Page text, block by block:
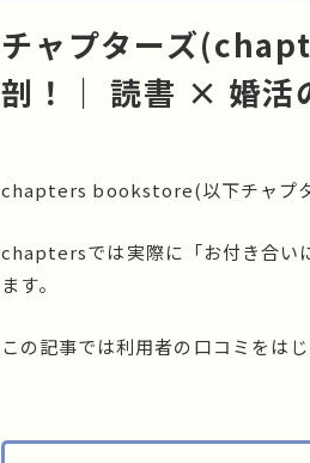
チャプターズ
剖！｜ 読書 × 婚活
chapters bookstore(以下チャプタ
chaptersでは実際に「お付き合い
ます。
この記事では利用者の口コミをは